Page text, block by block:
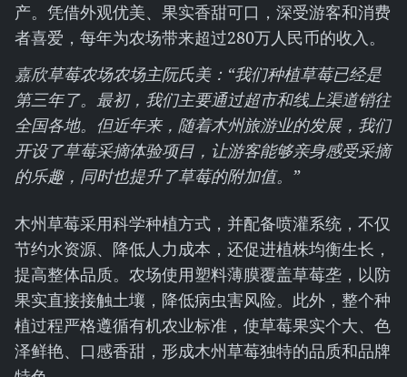
产。凭借外观优美、果实香甜可口，深受游客和消费
者喜爱，每年为农场带来超过280万人民币的收入。
嘉欣草莓农场农场主阮氏美：“我们种植草莓已经是
第三年了。最初，我们主要通过超市和线上渠道销往
全国各地。但近年来，随着木州旅游业的发展，我们
开设了草莓采摘体验项目，让游客能够亲身感受采摘
的乐趣，同时也提升了草莓的附加值。”
木州草莓采用科学种植方式，并配备喷灌系统，不仅
节约水资源、降低人力成本，还促进植株均衡生长，
提高整体品质。农场使用塑料薄膜覆盖草莓垄，以防
果实直接接触土壤，降低病虫害风险。此外，整个种
植过程严格遵循有机农业标准，使草莓果实个大、色
泽鲜艳、口感香甜，形成木州草莓独特的品质和品牌